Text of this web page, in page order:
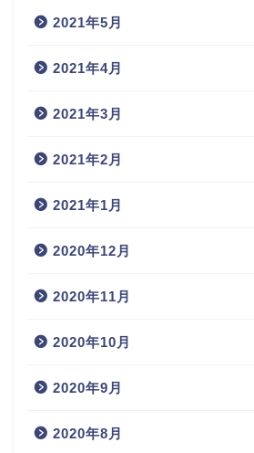
2021年5月
2021年4月
2021年3月
2021年2月
2021年1月
2020年12月
2020年11月
2020年10月
2020年9月
2020年8月